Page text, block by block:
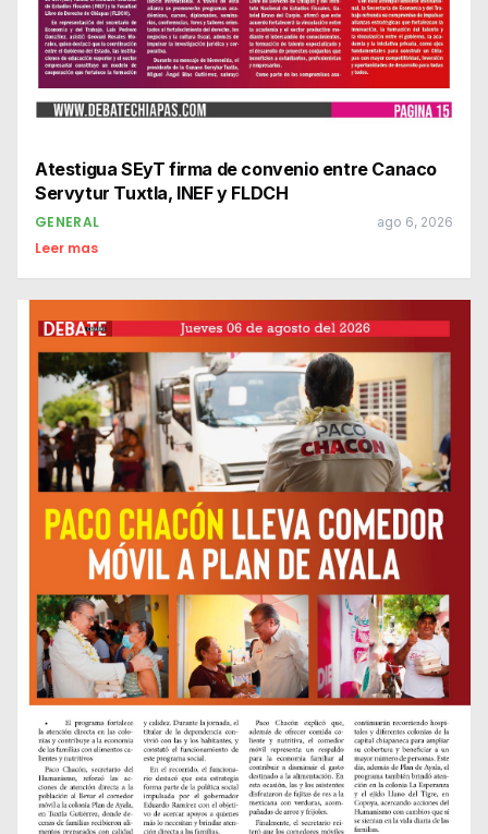
Atestigua SEyT firma de convenio entre Canaco
Servytur Tuxtla, INEF y FLDCH
GENERAL ago 6, 2026
Leer mas